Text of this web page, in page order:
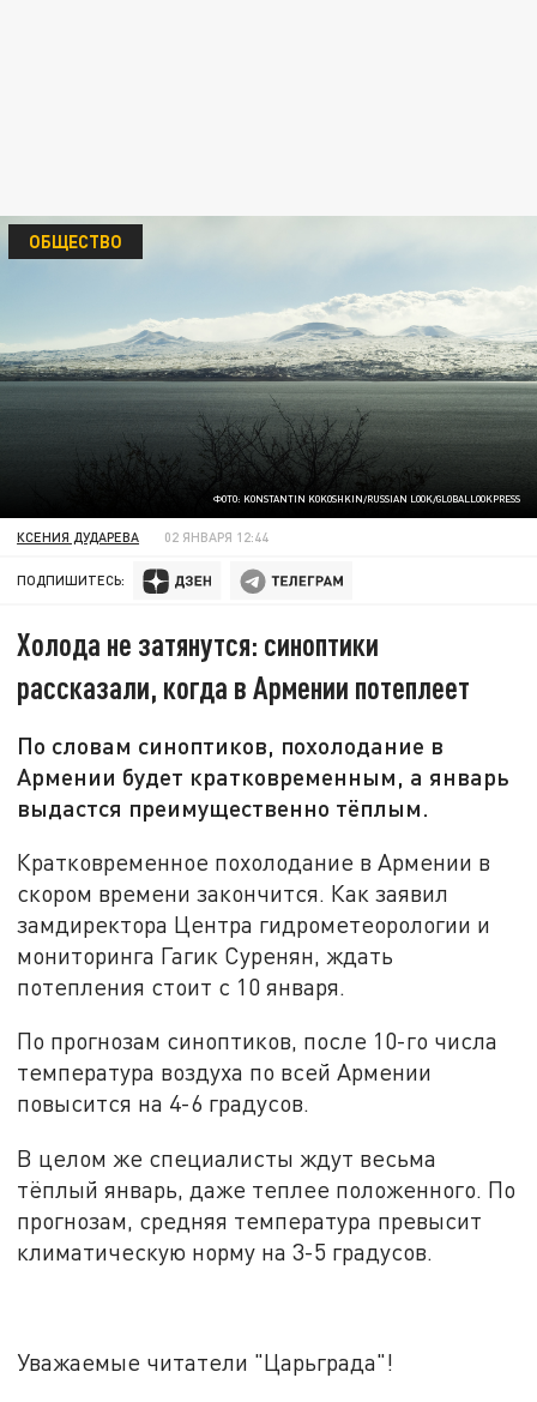
ФОТО: KONSTANTIN KOKOSHKIN/RUSSIAN LOOK/GLOBALLOOKPRESS
ОБЩЕСТВО
КСЕНИЯ ДУДАРЕВА 02 ЯНВАРЯ 12:44
ПОДПИШИТЕСЬ:
Холода не затянутся: синоптики
рассказали, когда в Армении потеплеет
По словам синоптиков, похолодание в
Армении будет кратковременным, а январь
выдастся преимущественно тёплым.
Кратковременное похолодание в Армении в
скором времени закончится. Как заявил
замдиректора Центра гидрометеорологии и
мониторинга Гагик Суренян, ждать
потепления стоит с 10 января.
По прогнозам синоптиков, после 10-го числа
температура воздуха по всей Армении
повысится на 4-6 градусов.
В целом же специалисты ждут весьма
тёплый январь, даже теплее положенного. По
прогнозам, средняя температура превысит
климатическую норму на 3-5 градусов.
Уважаемые читатели "Царьграда"!